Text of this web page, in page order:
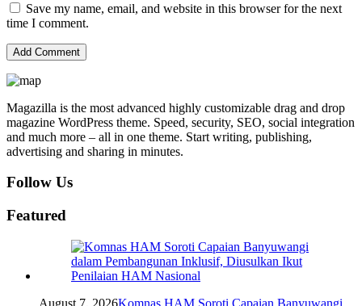
Save my name, email, and website in this browser for the next
time I comment.
Magazilla is the most advanced highly customizable drag and drop
magazine WordPress theme. Speed, security, SEO, social integration
and much more – all in one theme. Start writing, publishing,
advertising and sharing in minutes.
Follow Us
Featured
August 7, 2026Komnas HAM Soroti Capaian Banyuwangi